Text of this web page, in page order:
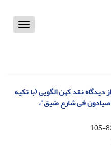
Toggle
دیدگاه نقد کهن الگویی (با تکیه
فی شارع ضیق"،